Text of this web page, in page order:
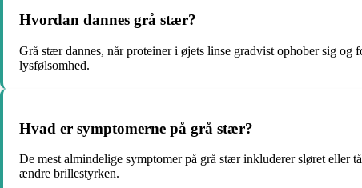
Hvordan dannes grå stær?
Grå stær dannes, når proteiner i øjets linse gradvist ophober sig og
lysfølsomhed.
Hvad er symptomerne på grå stær?
De mest almindelige symptomer på grå stær inkluderer sløret eller
ændre brillestyrken.